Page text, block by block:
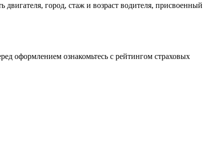
город, стаж и возраст водителя, присвоенный
оформлением ознакомьтесь с рейтингом страховых